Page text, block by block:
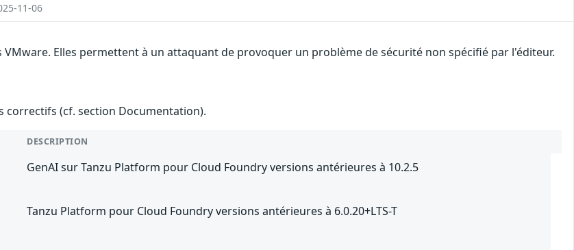
11-06
Elles permettent à un attaquant de provoquer un problème de sécurité non spécifié par l'éditeur.
(cf. section Documentation).
DESCRIPTION
GenAI sur Tanzu Platform pour Cloud Foundry versions antérieures à 10.2.5
Tanzu Platform pour Cloud Foundry versions antérieures à 6.0.20+LTS-T